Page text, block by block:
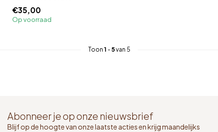
€35,00
Op voorraad
Toon 1 - 5van 5
Abonneer je op onze nieuwsbrief
Blijf op de hoogte van onze laatste acties en krijg maandelijks